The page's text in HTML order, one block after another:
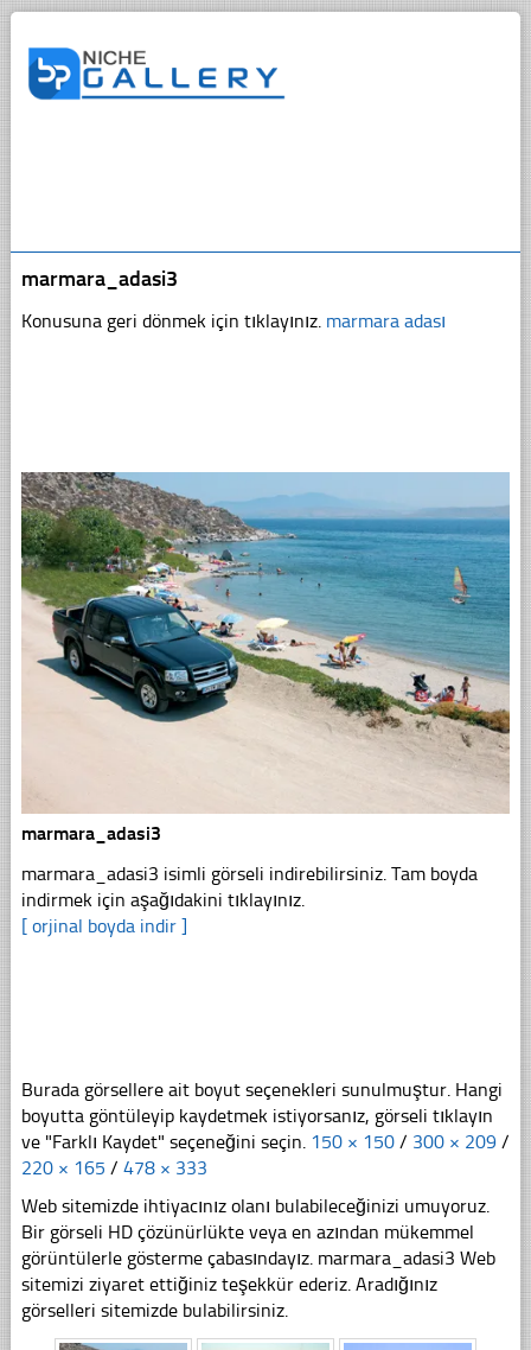
marmara_adasi3
Konusuna geri dönmek için tıklayınız. marmara adası
marmara_adasi3
marmara_adasi3 isimli görseli indirebilirsiniz. Tam boyda
indirmek için aşağıdakini tıklayınız.
[ orjinal boyda indir ]
Burada görsellere ait boyut seçenekleri sunulmuştur. Hangi
boyutta göntüleyip kaydetmek istiyorsanız, görseli tıklayın
ve "Farklı Kaydet" seçeneğini seçin. 150 × 150 / 300 × 209 /
220 × 165 / 478 × 333
Web sitemizde ihtiyacınız olanı bulabileceğinizi umuyoruz.
Bir görseli HD çözünürlükte veya en azından mükemmel
görüntülerle gösterme çabasındayız. marmara_adasi3 Web
sitemizi ziyaret ettiğiniz teşekkür ederiz. Aradığınız
görselleri sitemizde bulabilirsiniz.